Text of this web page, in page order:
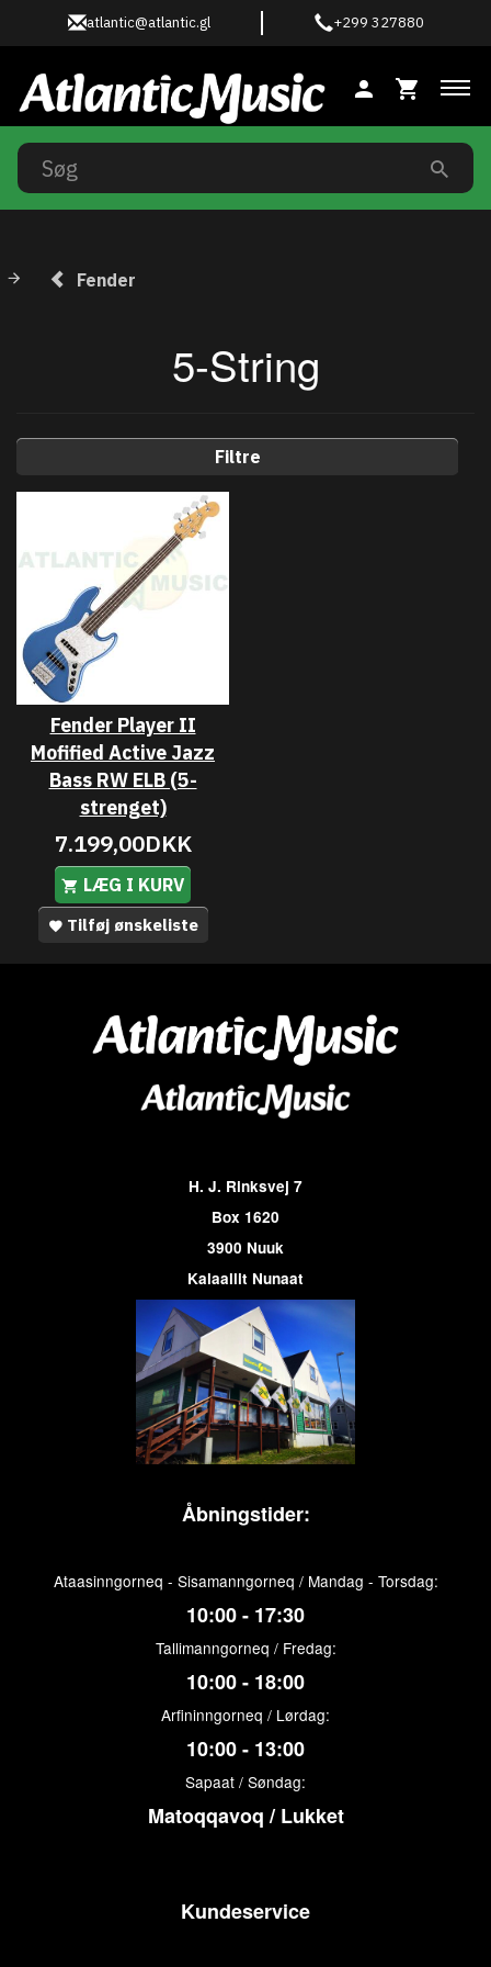
atlantic@atlantic.gl +299 327880
Fender
5-String
Filtre
Fender Player II
Mofified Active Jazz
Bass RW ELB (5-
strenget)
7.199,00DKK
LÆG I KURV
Tilføj ønskeliste
H. J. Rinksvej 7
Box 1620
3900 Nuuk
Kalaallit Nunaat
Åbningstider:
Ataasinngorneq - Sisamanngorneq / Mandag - Torsdag:
10:00 - 17:30
Tallimanngorneq / Fredag:
10:00 - 18:00
Arfininngorneq / Lørdag:
10:00 - 13:00
Sapaat / Søndag:
Matoqqavoq / Lukket
Kundeservice